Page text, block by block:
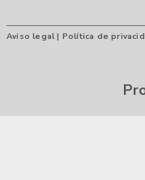
Aviso legal | Política de